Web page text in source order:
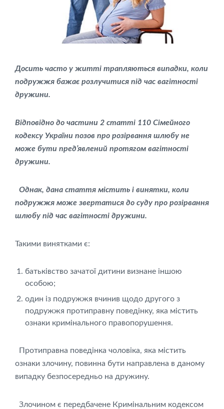
Досить часто у житті трапляються випадки, коли
подружжя бажає розлучитися під час вагітності
дружини.
Відповідно до частини 2 статті 110 Cімейного
кодексу України позов про розірвання шлюбу не
може бути пред’явлений протягом вагітності
дружини.
Однак, дана стаття містить і винятки, коли
подружжя може звертатися до суду про розірвання
шлюбу під час вагітності дружини.
Такими винятками є:
батьківство зачатої дитини визнане іншою
особою;
один із подружжя вчинив щодо другого з
подружжя протиправну поведінку, яка містить
ознаки кримінального правопорушення.
Протиправна поведінка чоловіка, яка містить
ознаки злочину, повинна бути направлена в даному
випадку безпосередньо на дружину.
Злочином є передбачене Кримінальним кодексом